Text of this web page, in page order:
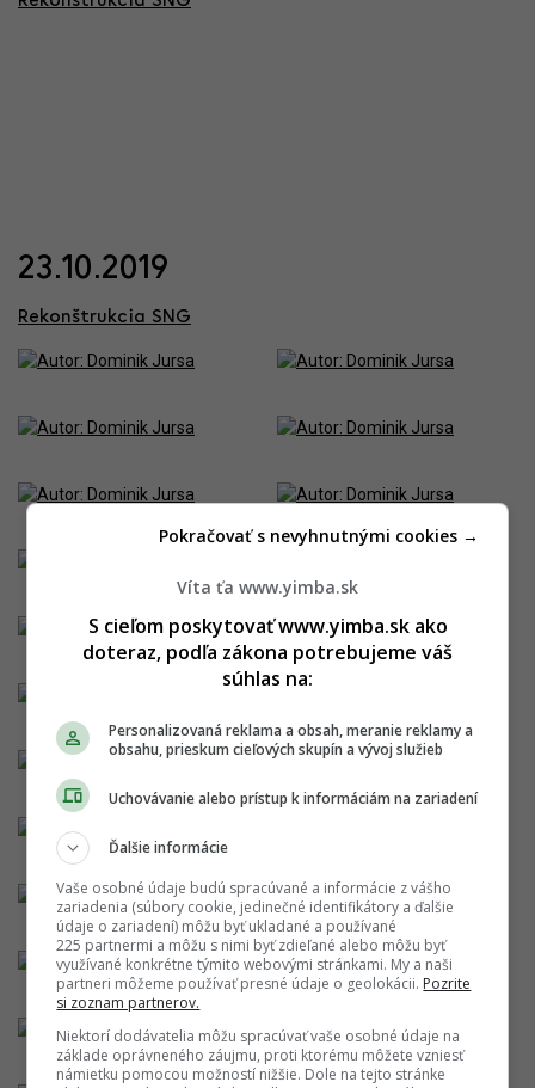
23.10.2019
Rekonštrukcia SNG
Víta ťa www.yimba.sk
S cieľom poskytovať www.yimba.sk ako
doteraz, podľa zákona potrebujeme váš
súhlas na:
Personalizovaná reklama a obsah, meranie reklamy a
obsahu, prieskum cieľových skupín a vývoj služieb
Uchovávanie alebo prístup k informáciám na zariadení
Ďalšie informácie
Vaše osobné údaje budú spracúvané a informácie z vášho
zariadenia (súbory cookie, jedinečné identifikátory a ďalšie
údaje o zariadení) môžu byť ukladané a používané
225 partnermi a môžu s nimi byť zdieľané alebo môžu byť
využívané konkrétne týmito webovými stránkami. My a naši
partneri môžeme používať presné údaje o geolokácii. Pozrite
si zoznam partnerov.
Niektorí dodávatelia môžu spracúvať vaše osobné údaje na
základe oprávneného záujmu, proti ktorému môžete vzniesť
námietku pomocou možností nižšie. Dole na tejto stránke
Pokračovať s nevyhnutnými cookies →